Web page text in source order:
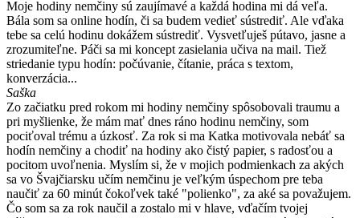
Moje hodiny nemčiny sú zaujímavé a každá hodina mi dá veľa.
Bála som sa online hodín, či sa budem vedieť sústrediť. Ale vďaka
tebe sa celú hodinu dokážem sústrediť. Vysvetľuješ pútavo, jasne a
zrozumiteľne. Páči sa mi koncept zasielania učiva na mail. Tiež
striedanie typu hodín: počúvanie, čítanie, práca s textom,
konverzácia...
Saška
Zo začiatku pred rokom mi hodiny nemčiny spôsobovali traumu a
pri myšlienke, že mám mať dnes ráno hodinu nemčiny, som
pociťoval trému a úzkosť. Za rok si ma Katka motivovala nebáť sa
hodín nemčiny a chodiť na hodiny ako čistý papier, s radosťou a
pocitom uvoľnenia. Myslím si, že v mojich podmienkach za akých
sa vo Švajčiarsku učím nemčinu je veľkým úspechom pre teba
naučiť za 60 minút čokoľvek také "polienko", za aké sa považujem.
Čo som sa za rok naučil a zostalo mi v hlave, vďačím tvojej